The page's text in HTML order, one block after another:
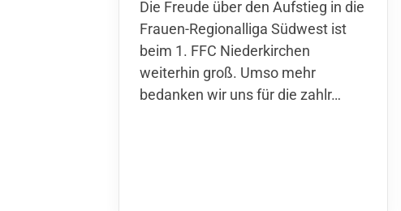
Die Freude über den Aufstieg in die
Frauen-Regionalliga Südwest ist
beim 1. FFC Niederkirchen
weiterhin groß. Umso mehr
bedanken wir uns für die zahlr…